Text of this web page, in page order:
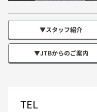
▼スタッフ紹介
▼JTBからのご案内
TEL